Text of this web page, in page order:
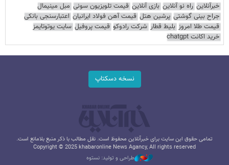
خبرآنلاین راه نو آنلاین بازی آنلاین قیمت تلویزیون سونی مبل مینیمال
جراح بینی گوشتی پرشین هتل قیمت آهن فولاد ایرانیان اعتبارسنجی بانکی
قیمت طلا امروز بلیط قطار شرکت رادوکو قیمت پروفیل سایت یوتوتایمز
خرید اکانت chatgpt
نسخه دسکتاپ
تمامی حقوق این سایت برای خبرآنلاین محفوظ است. نقل مطالب با ذکر منبع بلامانع است.
Copyright © 2025 khabaronline News Agancy, All rights reserved
طراحی و تولید: نستوه